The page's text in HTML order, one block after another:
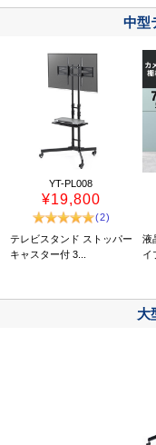
中型
YT-PL008
¥19,800
(2)
テレビスタンド ストッパー
キャスター付 3...
液
イ
大